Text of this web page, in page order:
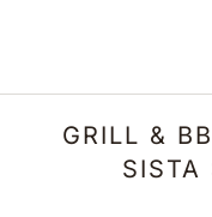
GRILL &
SISTA